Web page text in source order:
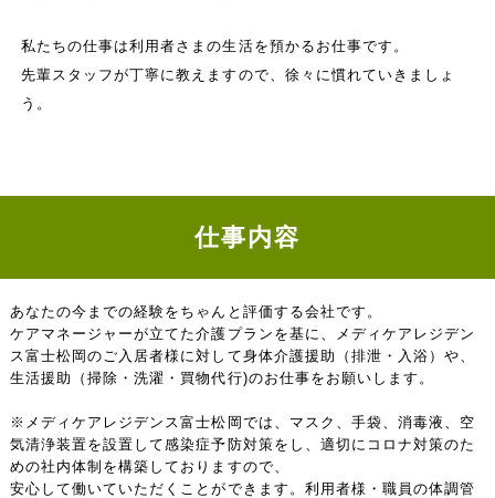
私たちの仕事は利用者さまの生活を預かるお仕事です。
先輩スタッフが丁寧に教えますので、徐々に慣れていきましょ
う。
仕事内容
あなたの今までの経験をちゃんと評価する会社です。
ケアマネージャーが立てた介護プランを基に、メディケアレジデン
ス富士松岡のご入居者様に対して身体介護援助（排泄・入浴）や、
生活援助（掃除・洗濯・買物代行)のお仕事をお願いします。
※メディケアレジデンス富士松岡では、マスク、手袋、消毒液、空
気清浄装置を設置して感染症予防対策をし、適切にコロナ対策のた
めの社内体制を構築しておりますので、
安心して働いていただくことができます。利用者様・職員の体調管